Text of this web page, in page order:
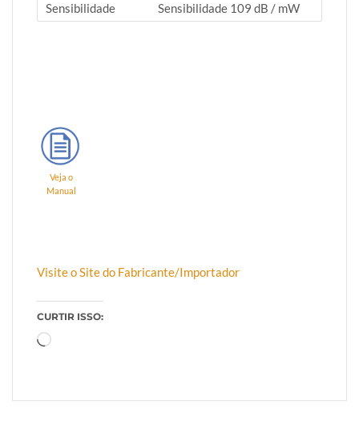
Sensibilidade
Sensibilidade 109 dB / mW
Veja o
Manual
Visite o Site do Fabricante/Importador
CURTIR ISSO:
Carregando...